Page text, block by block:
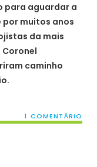
para aguardar a
muitos anos
da mais
caminho
1 COMENTÁRIO